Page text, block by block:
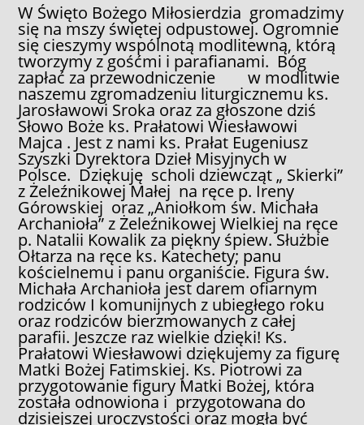
W Święto Bożego Miłosierdzia gromadzimy
się na mszy świętej odpustowej. Ogromnie
się cieszymy wspólnotą modlitewną, którą
tworzymy z gośćmi i parafianami. Bóg
zapłać za przewodniczenie w modlitwie
naszemu zgromadzeniu liturgicznemu ks.
Jarosławowi Sroka oraz za głoszone dziś
Słowo Boże ks. Prałatowi Wiesławowi
Majca . Jest z nami ks. Prałat Eugeniusz
Szyszki Dyrektora Dzieł Misyjnych w
Polsce. Dziękuję scholi dziewcząt „ Skierki”
z Żeleźnikowej Małej na ręce p. Ireny
Górowskiej oraz „Aniołkom św. Michała
Archanioła” z Żeleźnikowej Wielkiej na ręce
p. Natalii Kowalik za piękny śpiew. Służbie
Ołtarza na ręce ks. Katechety; panu
kościelnemu i panu organiście. Figura św.
Michała Archanioła jest darem ofiarnym
rodziców I komunijnych z ubiegłego roku
oraz rodziców bierzmowanych z całej
parafii. Jeszcze raz wielkie dzięki! Ks.
Prałatowi Wiesławowi dziękujemy za figurę
Matki Bożej Fatimskiej. Ks. Piotrowi za
przygotowanie figury Matki Bożej, która
została odnowiona i przygotowana do
dzisiejszej uroczystości oraz mogła być